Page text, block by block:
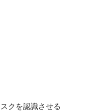
クを認識させる